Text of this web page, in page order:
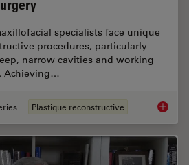
specialists face unique
procedures, particularly
narrow cavities and working
Achieving…
Plastique reconstructive